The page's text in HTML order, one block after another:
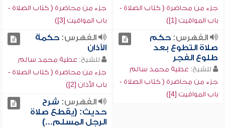
جزء من محاضرة ( كتاب الصلاة -
باب المواقيت [1])
جزء من محاضرة ( كتاب الصلاة -
باب المواقيت [3])
الفهرس:حكم
صلاة التطوع بعد
طلوع الفجر
للشيخ: عطية محمد سالم
جزء من محاضرة ( كتاب الصلاة -
باب المواقيت [4])
الفهرس:حكمة
الأذان
للشيخ: عطية محمد سالم
جزء من محاضرة ( كتاب الصلاة -
باب الأذان [2])
الفهرس: شرح
حديث: (يقطع صلاة
الرجل المسلم...)